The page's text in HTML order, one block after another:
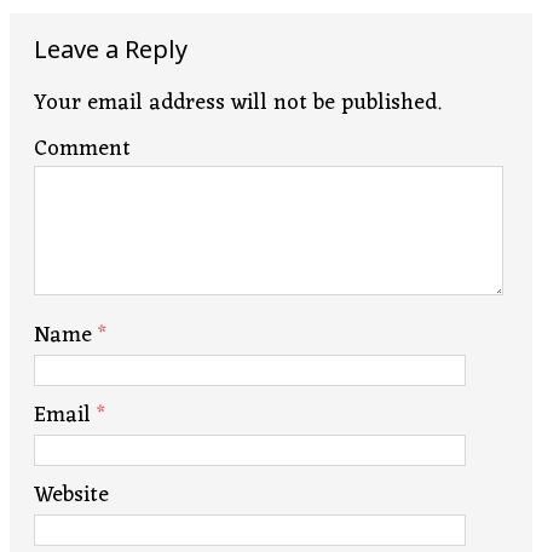
Leave a Reply
Your email address will not be published.
Comment
Name*
Email*
Website